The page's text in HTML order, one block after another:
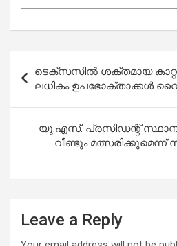
navigation
ടെക്സസിൽ ശക്തമായ കാറ്റും
ലധികം ഉപഭോക്താക്കൾ
യു.എസ്. പ്രസിഡന്റ്
വീണ്ടും
Leave a Reply